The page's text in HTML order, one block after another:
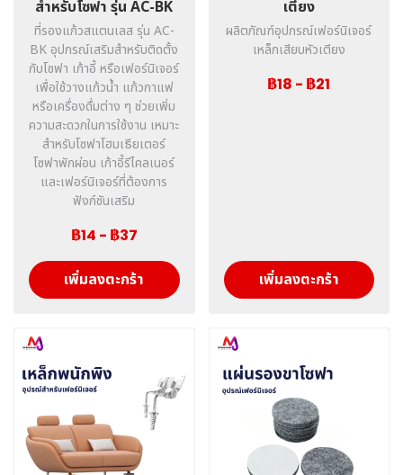
สำหรับโซฟา รุ่น AC-BK
ที่รองแก้วสแตนเลส รุ่น AC-
BK อุปกรณ์เสริมสำหรับติดตั้ง
กับโซฟา เก้าอี้ หรือเฟอร์นิเจอร์
เพื่อใช้วางแก้วน้ำ แก้วกาแฟ
หรือเครื่องดื่มต่าง ๆ ช่วยเพิ่ม
ความสะดวกในการใช้งาน เหมาะ
สำหรับโซฟาโฮมเธียเตอร์
โซฟาพักผ่อน เก้าอี้รีไคลเนอร์
และเฟอร์นิเจอร์ที่ต้องการ
ฟังก์ชันเสริม
฿14 - ฿37
เพิ่มลงตะกร้า
เตียง
ผลิตภัณฑ์อุปกรณ์เฟอร์นิเจอร์
เหล็กเสียบหัวเตียง
฿18 - ฿21
เพิ่มลงตะกร้า